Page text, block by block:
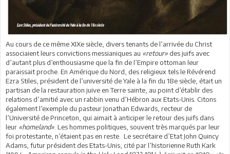
Au cours de ce même XIXe siècle, divers tenants de l’arrivée du Christ
associaient leurs convictions messianiques au «retour» des juifs avec
d’autant plus d’enthousiasme que la fin de l’Empire ottoman leur
paraissait proche. En Amérique du Nord, des religieux tels le Révérend
Ezra Stiles, président de l’université de Yale à la fin du 18e siècle, était un
partisan de la restauration juive en Terre sainte, au point d’établir des
relations d’amitié avec un rabbin venu d’Hébron aux Etats-Unis. Citons
également l’exemple du pasteur Jonathan Edwards, recteur de
l’Université de Princeton, qui aimait à anticiper le retour des juifs dans
leur «homeland» . Les hommes politiques, souvent très marqués par leur
foi protestante, n’étaient pas en reste. Le secrétaire d’Etat John Quincy
Adams, futur président des Etats-Unis, cité par l’historienne Ruth Kark